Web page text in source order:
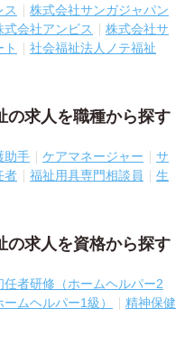
ス
株式会社サンガジャパン
式会社アンビス
株式会社サ
社会福祉法人ノテ福祉
の求人を職種から探す
助手 ケアマネージャー
サ
者 福祉用具専門相談員
生
の求人を資格から探す
任者研修（ホームヘルパー2
ムヘルパー1級）
精神保健